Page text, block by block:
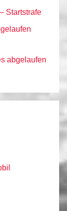
Startstrafe
abgelaufen